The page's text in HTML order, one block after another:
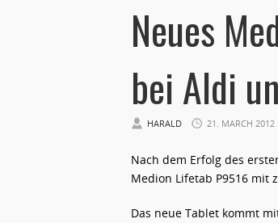
Neues
bei Aldi
HARALD 21. MARCH 2012
Nach dem Erfolg des
Medion Lifetab P9516 mit
Das neue Tablet kommt